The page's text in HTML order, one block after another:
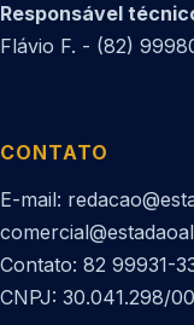
Responsável
Flávio F. - (82)
CONTATO
E-mail:
Contato: 82 99931-
CNPJ: 30.041.298/